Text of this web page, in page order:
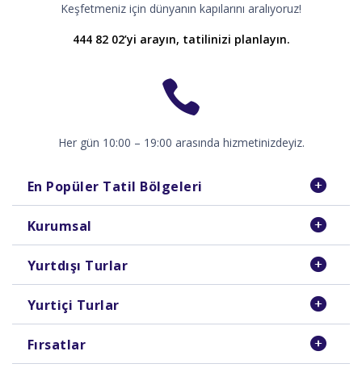
Keşfetmeniz için dünyanın kapılarını aralıyoruz!
444 82 02’yi arayın, tatilinizi planlayın.
Her gün 10:00 – 19:00 arasında hizmetinizdeyiz.
En Popüler Tatil Bölgeleri
Kurumsal
Yurtdışı Turlar
Yurtiçi Turlar
Fırsatlar